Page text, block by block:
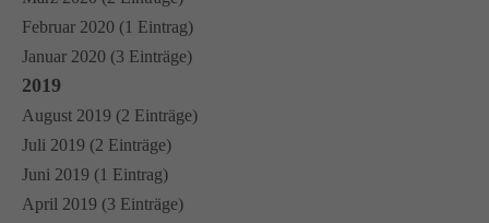
Februar 2020 (1 Eintrag)
Januar 2020 (3 Einträge)
2019
August 2019 (2 Einträge)
Juli 2019 (2 Einträge)
Juni 2019 (1 Eintrag)
April 2019 (3 Einträge)